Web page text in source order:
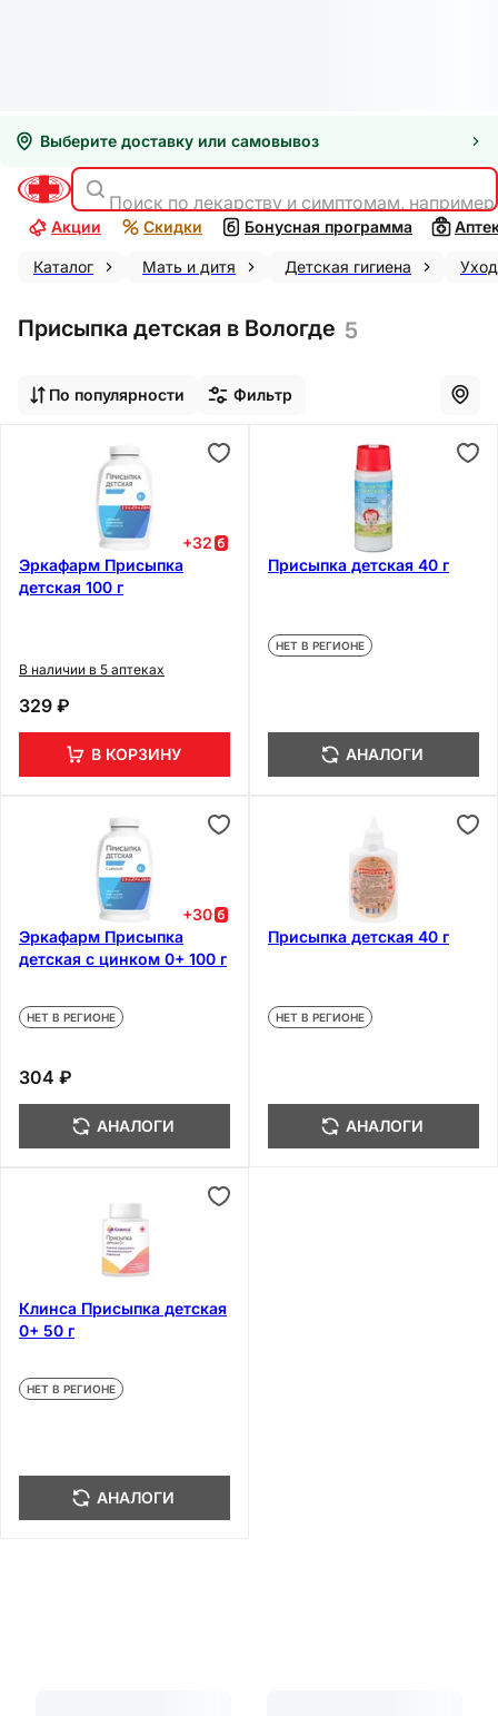
Выберите доставку или самовывоз
Поиск по лекарству и симптомам,
Акции Скидки Бонусная программа
Каталог Мать и дитя Детская гигиена
Присыпка детская в Вологде 5
По популярности Фильтр
+32
Эркафарм Присыпка
детская 100 г
В наличии в 5 аптеках
329 ₽
В КОРЗИНУ
Присыпка детская 40 г
НЕТ В РЕГИОНЕ
АНАЛОГИ
+30
Эркафарм Присыпка
детская с цинком 0+ 100 г
НЕТ В РЕГИОНЕ
304 ₽
АНАЛОГИ
Присыпка детская 40 г
НЕТ В РЕГИОНЕ
АНАЛОГИ
Клинса Присыпка детская
0+ 50 г
НЕТ В РЕГИОНЕ
АНАЛОГИ